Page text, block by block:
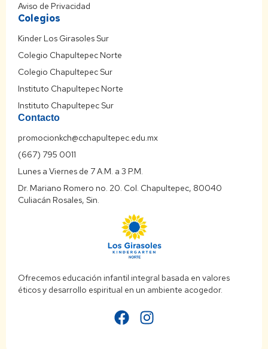
Ofrecemos educación infantil integral basada en valores
éticos y desarrollo espiritual en un ambiente acogedor.
Aviso de Privacidad
Colegios
Kinder Los Girasoles Sur
Colegio Chapultepec Norte
Colegio Chapultepec Sur
Instituto Chapultepec Norte
Instituto Chapultepec Sur
Contacto
promocionkch@cchapultepec.edu.mx
(667) 795 0011
Lunes a Viernes de 7 A.M. a 3 P.M.
Dr. Mariano Romero no. 20. Col. Chapultepec, 80040
Culiacán Rosales, Sin.